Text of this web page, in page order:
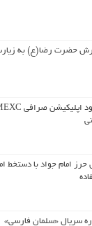
حضرت رضا(ع) به
حرز امام جواد با دستخط
سریال «سلمان فارسی»